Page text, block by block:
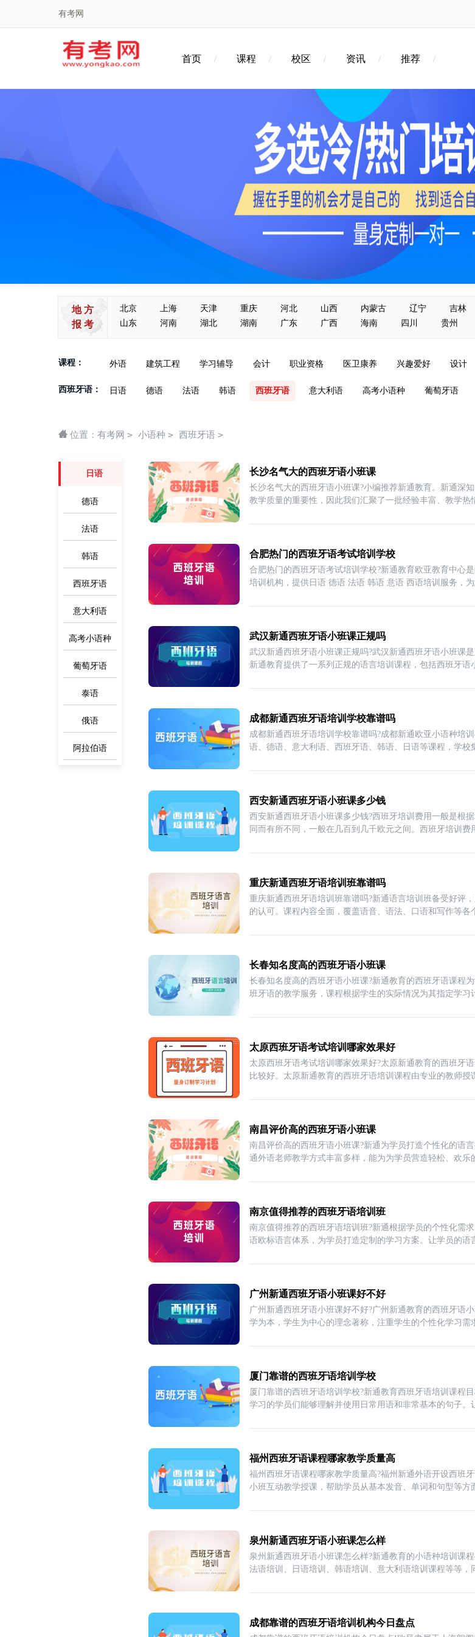
有考网
首页 课程 校区 资讯 推荐
地 方
报 考
北京 上海 天津 重庆 河北 山西 内蒙古 辽宁 吉林
山东
河南 湖北 湖南 广东 广西 海南 四川 贵州
课程： 外语 建筑工程 学习辅导 会计 职业资格 医卫康养 兴趣爱好 设计
西班牙语： 日语 德语 法语 韩语 西班牙语 意大利语 高考小语种 葡萄牙语
位置： 有考网 > 小语种 > 西班牙语 >
日语
德语
法语
韩语
西班牙语
意大利语
高考小语种
葡萄牙语
泰语
俄语
阿拉伯语
长沙名气大的西班牙语小班课
长沙名气大的西班牙语小班课?小编推荐新通教育。新通深
教学质量的重要性，因此我们汇聚了一批经验丰富、教学热
合肥热门的西班牙语考试培训学校
合肥热门的西班牙语考试培训学校?新通教育欧亚教育中心
培训机构，提供日语 德语 法语 韩语 意语 西语培训服务，
武汉新通西班牙语小班课正规吗
武汉新通西班牙语小班课正规吗?武汉新通西班牙语小班课
新通教育提供了一系列正规的语言培训课程，包括西班牙语
成都新通西班牙语培训学校靠谱吗
成都新通西班牙语培训学校靠谱吗?成都新通欧亚小语种培
语、德语、意大利语、西班牙语、韩语、日语等课程，学校
西安新通西班牙语小班课多少钱
西安新通西班牙语小班课多少钱?西班牙培训费用一般是根
同而有所不同，一般在几百到几千欧元之间。西班牙培训费
重庆新通西班牙语培训班靠谱吗
重庆新通西班牙语培训班靠谱吗?新通语言培训班备受好评
的认可。课程内容全面，覆盖语音、语法、口语和写作等各
长春知名度高的西班牙语小班课
长春知名度高的西班牙语小班课?新通教育的西班牙语课程
班牙语的教学服务，课程根据学生的实际情况为其指定学习
太原西班牙语考试培训哪家效果好
太原西班牙语考试培训哪家效果好?太原新通教育的西班牙
比较好。太原新通教育的西班牙语培训课程由专业的教师授
南昌评价高的西班牙语小班课
南昌评价高的西班牙语小班课?新通为学员打造个性化的语
通外语老师教学方式丰富多样，能为为学员营造轻松、欢乐
南京值得推荐的西班牙语培训班
南京值得推荐的西班牙语培训班?新通根据学员的个性化需
语欧标语言体系，为学员打造定制的学习方案。让学员的语
广州新通西班牙语小班课好不好
广州新通西班牙语小班课好不好?广州新通教育的西班牙语
学为本，学生为中心的理念著称，注重学生的个性化学习需
厦门靠谱的西班牙语培训学校
厦门靠谱的西班牙语培训学校?新通教育西班牙语培训课程
学习的学员们能够理解并使用日常用语和非常基本的句子。
福州西班牙语课程哪家教学质量高
福州西班牙语课程哪家教学质量高?福州新通外语开设西班
小班互动教学授课，帮助学员从基本发音、单词和句型等方
泉州新通西班牙语小班课怎么样
泉州新通西班牙语小班课怎么样?新通教育的小语种培训课程
法语培训、日语培训、韩语培训、意大利语培训课程等等，
成都靠谱的西班牙语培训机构今日盘点